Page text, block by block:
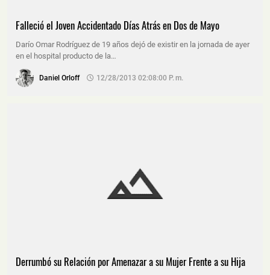
Falleció el Joven Accidentado Días Atrás en Dos de Mayo
Darío Omar Rodríguez de 19 años dejó de existir en la jornada de ayer
en el hospital producto de la…
Daniel Orloff 12/28/2013 02:08:00 P. M.
Derrumbó su Relación por Amenazar a su Mujer Frente a su Hija